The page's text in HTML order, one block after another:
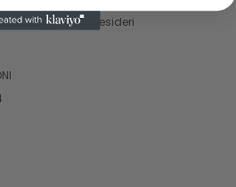
alla lista dei desideri